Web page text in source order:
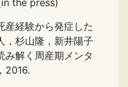
the press)
産経験から発症した
杉山隆，新井陽子
み解く周産期メンタ
2016.